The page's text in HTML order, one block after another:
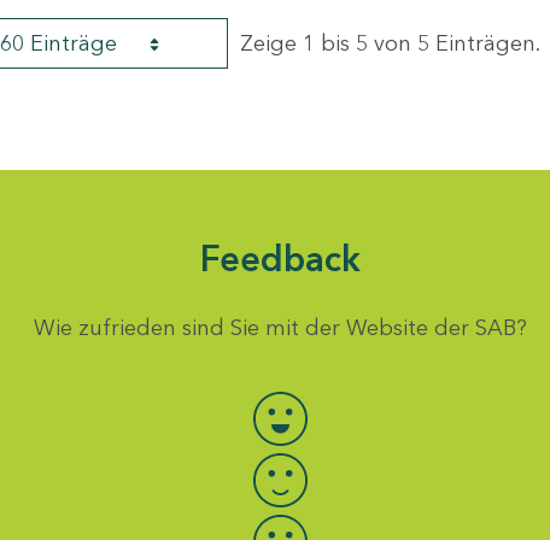
60 Einträge Zeige 1 bis 5 von 5 Einträgen.
Feedback
Wie zufrieden sind Sie mit der Website der SAB?
Bewertung auswählen